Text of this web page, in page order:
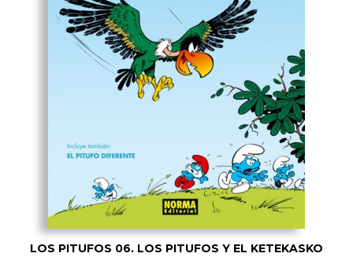
LOS PITUFOS 06. LOS PITUFOS Y EL KETEKASKO